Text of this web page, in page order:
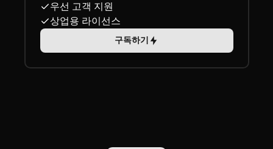
우선 고객 지원
상업용 라이선스
구독하기